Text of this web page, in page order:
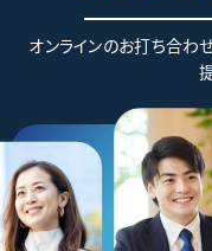
オンラインのお打ち合わ